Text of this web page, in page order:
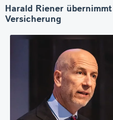
Harald Riener
Versicherung